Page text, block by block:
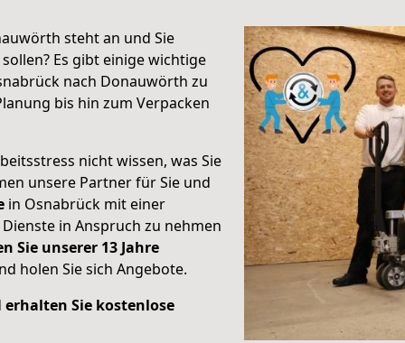
steht an und Sie
Es gibt einige wichtige
nach Donauwörth zu
bis hin zum Verpacken
nicht wissen, was Sie
unsere Partner für Sie und
in Osnabrück mit einer
in Anspruch zu nehmen
Sie unserer 13 Jahre
holen Sie sich Angebote.
erhalten Sie kostenlose